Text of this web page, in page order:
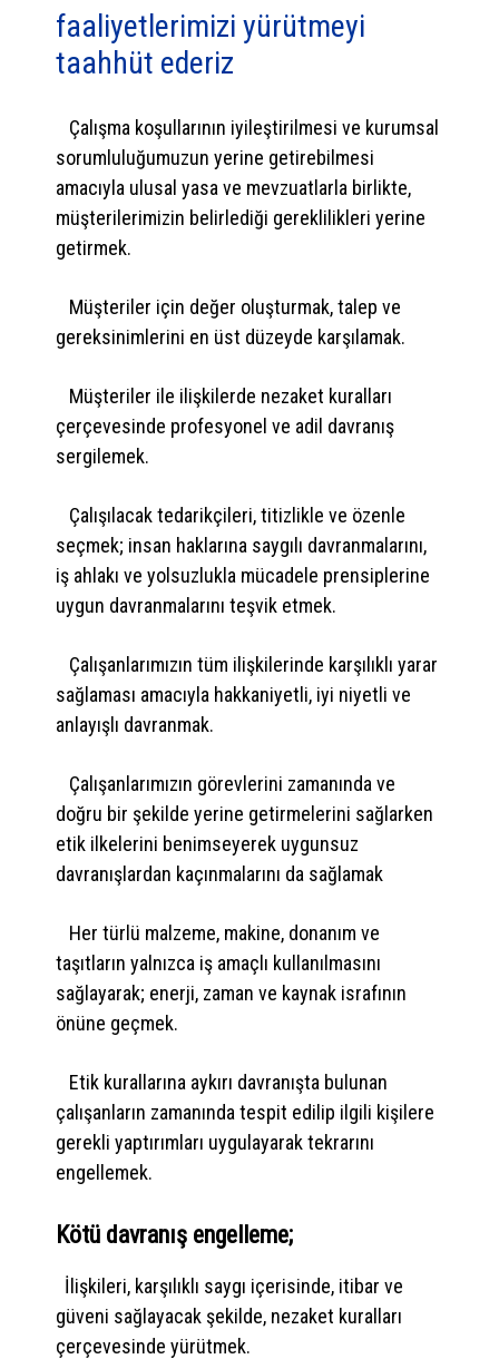
faaliyetlerimizi yürütmeyi
taahhüt ederiz
Çalışma koşullarının iyileştirilmesi ve kurumsal
sorumluluğumuzun yerine getirebilmesi
amacıyla ulusal yasa ve mevzuatlarla birlikte,
müşterilerimizin belirlediği gereklilikleri yerine
getirmek.
Müşteriler için değer oluşturmak, talep ve
gereksinimlerini en üst düzeyde karşılamak.
Müşteriler ile ilişkilerde nezaket kuralları
çerçevesinde profesyonel ve adil davranış
sergilemek.
Çalışılacak tedarikçileri, titizlikle ve özenle
seçmek; insan haklarına saygılı davranmalarını,
iş ahlakı ve yolsuzlukla mücadele prensiplerine
uygun davranmalarını teşvik etmek.
Çalışanlarımızın tüm ilişkilerinde karşılıklı yarar
sağlaması amacıyla hakkaniyetli, iyi niyetli ve
anlayışlı davranmak.
Çalışanlarımızın görevlerini zamanında ve
doğru bir şekilde yerine getirmelerini sağlarken
etik ilkelerini benimseyerek uygunsuz
davranışlardan kaçınmalarını da sağlamak
Her türlü malzeme, makine, donanım ve
taşıtların yalnızca iş amaçlı kullanılmasını
sağlayarak; enerji, zaman ve kaynak israfının
önüne geçmek.
Etik kurallarına aykırı davranışta bulunan
çalışanların zamanında tespit edilip ilgili kişilere
gerekli yaptırımları uygulayarak tekrarını
engellemek.
Kötü davranış engelleme;
İlişkileri, karşılıklı saygı içerisinde, itibar ve
güveni sağlayacak şekilde, nezaket kuralları
çerçevesinde yürütmek.